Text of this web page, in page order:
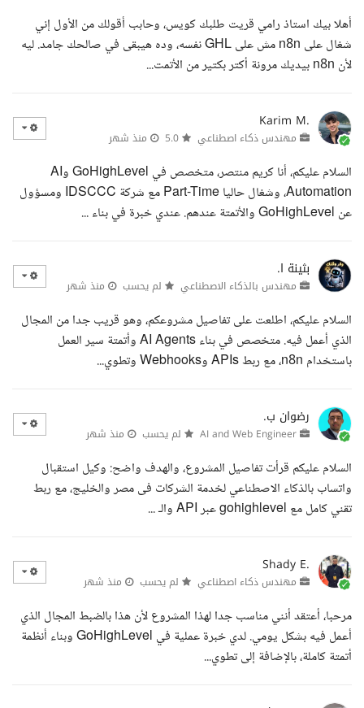
أهلا بيك استاذ رامي قريت طلبك كويس، وحابب أقولك من الأول إني
شغال على n8n مش على GHL نفسه، وده هيبقى في صالحك جامد. ليه
لأن n8n بيديك مرونة أكتر بكتير من الأتمت...
Karim M.
مهندس ذكاء اصطناعي منذ شهر
السلام عليكم، أنا كريم منتصر، متخصص في GoHighLevel وAI
Automation، وشغال حاليا Part-Time مع شركة IDSCCC ومسؤول
عن GoHighLevel والأتمتة عندهم. عندي خبرة في بناء ...
بثينة ا.
مهندس بالذكاء الاصطناعي لم يحسب منذ شهر
السلام عليكم، اطلعت على تفاصيل مشروعكم، وهو قريب جدا من المجال
الذي أعمل فيه. متخصص في بناء AI Agents وأتمتة سير العمل
باستخدام n8n، مع ربط APIs وWebhooks وتطوي...
رضوان ب.
لم يحسب منذ شهر
السلام عليكم قرأت تفاصيل المشروع، والهدف واضح: وكيل استقبال
واتساب بالذكاء الاصطناعي لخدمة الشركات فى مصر والخليج، مع ربط
تقني كامل مع gohighlevel عبر API والـ ...
Shady E.
مهندس ذكاء اصطناعي لم يحسب منذ شهر
مرحبا، أعتقد أنني مناسب جدا لهذا المشروع لأن هذا بالضبط المجال الذي
أعمل فيه بشكل يومي. لدي خبرة عملية في GoHighLevel وبناء أنظمة
أتمتة كاملة، بالإضافة إلى تطوي...